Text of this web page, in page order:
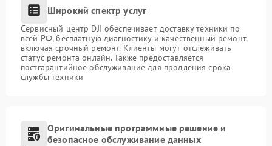
Широкий спектр услуг
Сервисный центр DJI обеспечивает доставку техники по
всей РФ, бесплатную диагностику и качественный ремонт,
включая срочный ремонт. Клиенты могут отслеживать
статус ремонта онлайн. Также предоставляется
постгарантийное обслуживание для продления срока
службы техники
Оригинальные программные решение и
безопасное обслуживание данных